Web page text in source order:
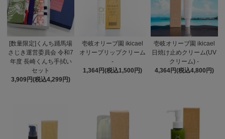
[数量限定]くんち踊馬場
さじき運営委員会 令和7
年度 長崎くんち手拭い
セット
3,909円(税込4,299円)
壱岐オリーブ園 ikicael
オリーブリップクリーム
-
1,364円(税込1,500円)
壱岐オリーブ園 ikicael
日焼け止めクリーム(UV
クリーム) -
4,364円(税込4,800円)